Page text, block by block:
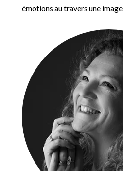
émotions au travers une image.